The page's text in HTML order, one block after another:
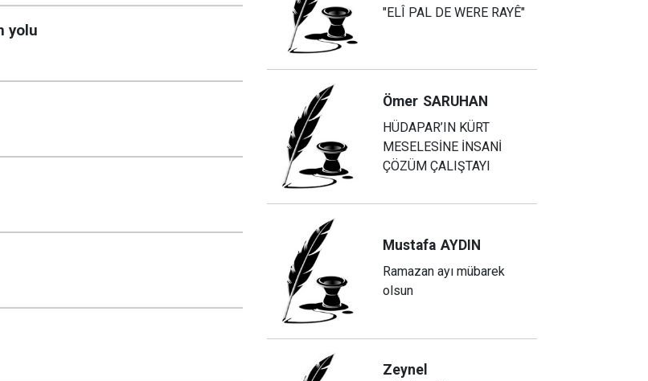
yolu
"ELÎ PAL DE WERE RAYÊ"
Ömer SARUHAN
HÜDAPAR’IN KÜRT
MESELESİNE İNSANİ
ÇÖZÜM ÇALIŞTAYI
Mustafa AYDIN
Ramazan ayı mübarek
olsun
Zeynel